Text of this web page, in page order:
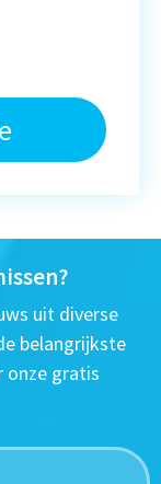
uit diverse
belangrijkste
onze gratis